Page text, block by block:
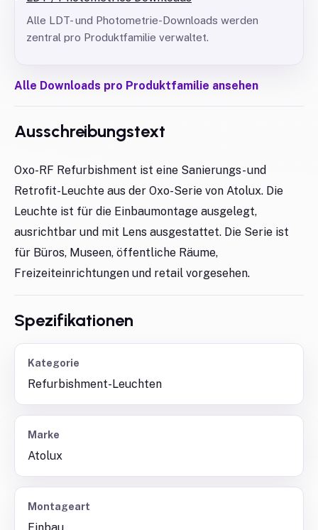
Alle LDT- und Photometrie-Downloads werden
zentral pro Produktfamilie verwaltet.
Alle Downloads pro Produktfamilie ansehen
Ausschreibungstext
Oxo-RF Refurbishment ist eine Sanierungs- und
Retrofit-Leuchte aus der Oxo-Serie von Atolux. Die
Leuchte ist für die Einbaumontage ausgelegt,
ausrichtbar und mit Lens ausgestattet. Die Serie ist
für Büros, Museen, öffentliche Räume,
Freizeiteinrichtungen und retail vorgesehen.
Spezifikationen
Kategorie
Refurbishment-Leuchten
Marke
Atolux
Montageart